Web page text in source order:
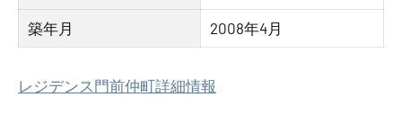
築年月 2008年4月
レジデンス門前仲町詳細情報